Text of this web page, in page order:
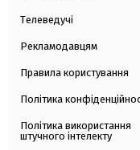
Телеведучі
Рекламодавцям
Правила користування
Політика
Політика використання
штучного інтелекту